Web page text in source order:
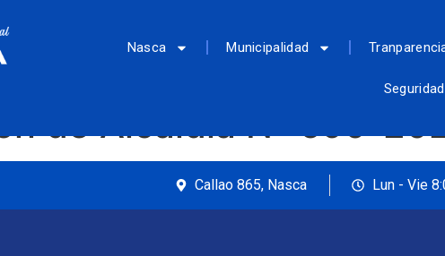
Nasca Municipalidad
de Alcaldía N° 690-
Callao 865, Nasca Lun - Vie